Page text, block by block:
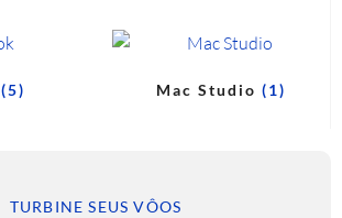
(5) Mac Studio (1)
TURBINE SEUS VÔOS